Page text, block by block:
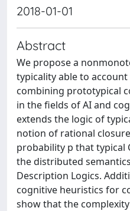
2018-01-01
Abstract
We propose a
typicality able to
combining prototypical
in the fields of AI and
extends the logic of
notion of rational
probability p that typical
the distributed
Description Logics.
cognitive heuristics for
show that the